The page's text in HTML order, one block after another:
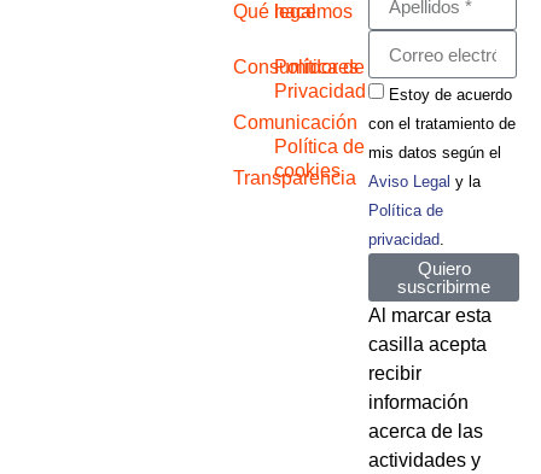
Qué hacemos
Consumidores
Comunicación
Transparencia
legal
Política de
Privacidad
Política de
cookies
Estoy de acuerdo
con el tratamiento de
mis datos según el
Aviso Legal y la
Política de
privacidad
Quiero
suscribirme
Al marcar esta
casilla acepta
recibir
información
acerca de las
actividades y